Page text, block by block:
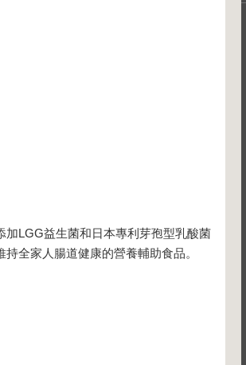
LGG益生菌和日本專利芽孢型乳酸菌
全家人腸道健康的營養輔助食品。